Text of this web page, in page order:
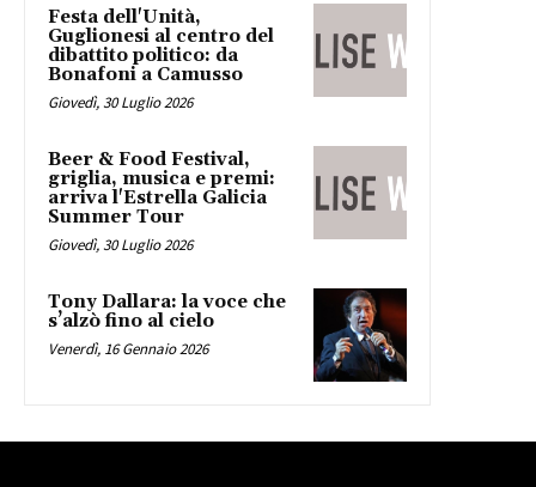
Festa dell'Unità,
Guglionesi al centro del
dibattito politico: da
Bonafoni a Camusso
Giovedì, 30 Luglio 2026
Beer & Food Festival,
griglia, musica e premi:
arriva l'Estrella Galicia
Summer Tour
Giovedì, 30 Luglio 2026
Tony Dallara: la voce che
s’alzò fino al cielo
Venerdì, 16 Gennaio 2026